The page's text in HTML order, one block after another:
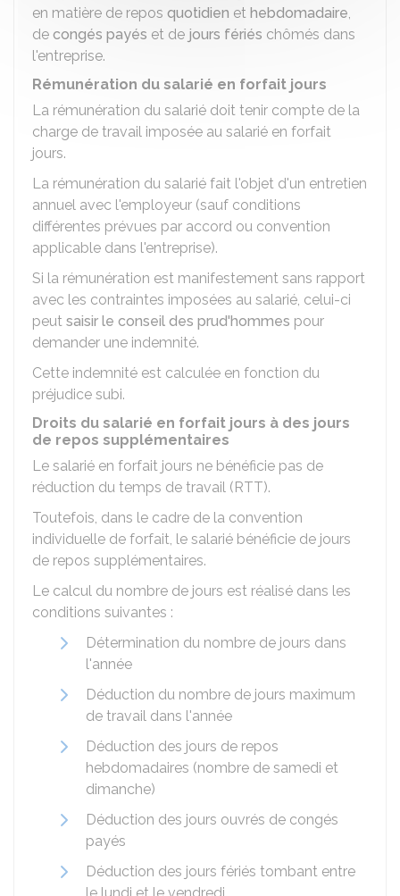
en matière de repos quotidien et hebdomadaire,
de congés payés et de jours fériés chômés dans
l'entreprise.
Rémunération du salarié en forfait jours
La rémunération du salarié doit tenir compte de la
charge de travail imposée au salarié en forfait
jours.
La rémunération du salarié fait l'objet d'un entretien
annuel avec l'employeur (sauf conditions
différentes prévues par accord ou convention
applicable dans l'entreprise).
Si la rémunération est manifestement sans rapport
avec les contraintes imposées au salarié, celui-ci
peut saisir le conseil des prud'hommes pour
demander une indemnité.
Cette indemnité est calculée en fonction du
préjudice subi.
Droits du salarié en forfait jours à des jours
de repos supplémentaires
Le salarié en forfait jours ne bénéficie pas de
réduction du temps de travail (RTT).
Toutefois, dans le cadre de la convention
individuelle de forfait, le salarié bénéficie de jours
de repos supplémentaires.
Le calcul du nombre de jours est réalisé dans les
conditions suivantes :
Détermination du nombre de jours dans
l'année
Déduction du nombre de jours maximum
de travail dans l'année
Déduction des jours de repos
hebdomadaires (nombre de samedi et
dimanche)
Déduction des jours ouvrés de congés
payés
Déduction des jours fériés tombant entre